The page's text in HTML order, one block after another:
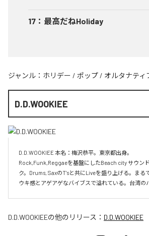
17 ： 最高だねHoliday
ジャンル： ホリデー / ポップ / オルタナティ
D.D.WOOKIEE
D.D.WOOKIEE 本名：梅沢恭平。東京都出身。
Rock,Funk,Reggaeを基盤にしたBeach city サウン
ク。Drums, SaxのT'sと共にLiveを盛り上げる。まる
ウキ感とアゲアゲなバイブスで溢れている。台湾の
D.D.WOOKIEEの他のリリース： D.D.WOOKIEE